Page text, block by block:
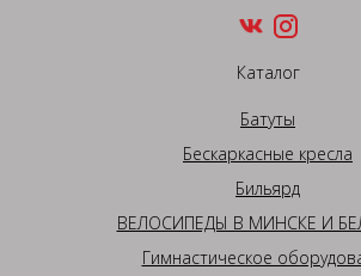
Каталог
Батуты
Бескаркасные кресла
Бильярд
ВЕЛОСИПЕДЫ В МИНСКЕ И
Гимнастическое